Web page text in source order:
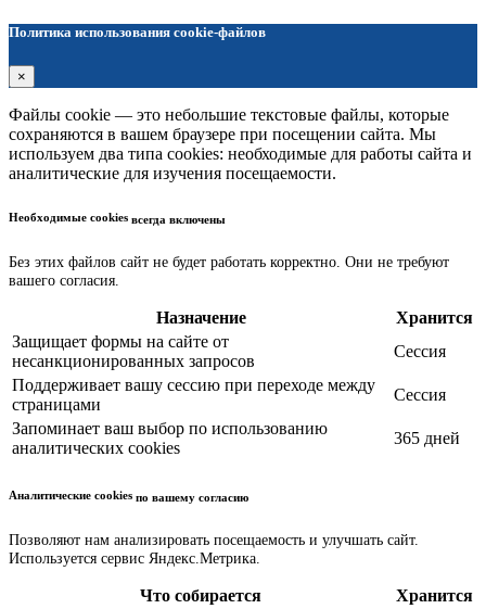
Политика использования cookie-файлов
×
Файлы cookie — это небольшие текстовые файлы, которые
сохраняются в вашем браузере при посещении сайта. Мы
используем два типа cookies: необходимые для работы сайта и
аналитические для изучения посещаемости.
Необходимые cookies всегда включены
Без этих файлов сайт не будет работать корректно. Они не требуют
вашего согласия.
Назначение
Хранится
Защищает формы на сайте от
несанкционированных запросов
Сессия
Поддерживает вашу сессию при переходе между
страницами
Сессия
Запоминает ваш выбор по использованию
аналитических cookies
365 дней
Аналитические cookies по вашему согласию
Позволяют нам анализировать посещаемость и улучшать сайт.
Используется сервис Яндекс.Метрика.
Что собирается
Хранится